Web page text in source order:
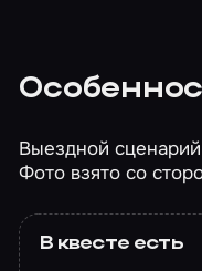
Выездной сценарий
Фото взято со
В квесте есть